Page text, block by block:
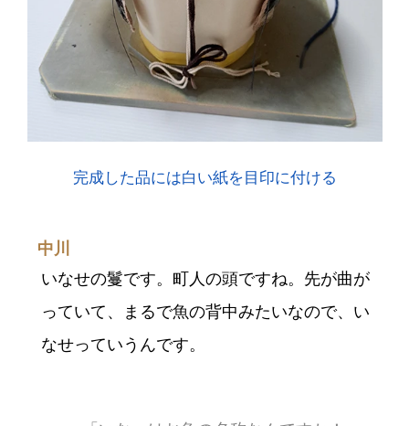
完成した品には白い紙を目印に付ける
中川
いなせの鬘です。町人の頭ですね。先が曲が
っていて、まるで魚の背中みたいなので、い
なせっていうんです。